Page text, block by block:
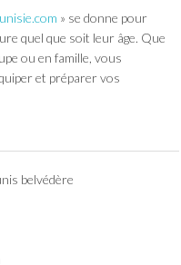
» se donne pour
quel que soit leur âge. Que
ou en famille, vous
et préparer vos
belvédère